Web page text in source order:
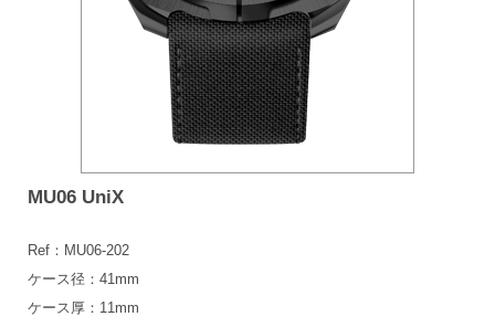
MU06 UniX
Ref：MU06-202
ケース径：41mm
ケース厚：11mm